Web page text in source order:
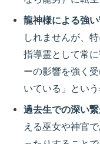
龍神様による強い
しれませんが、
指導霊として常
ーの影響を強く
いている」とい
過去生での深い繋
える巫女や神官